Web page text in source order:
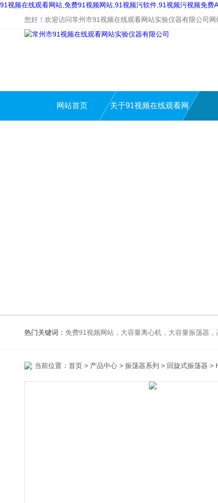
91视频在线观看网站,免费91视频网站,91视频污软件,91视频污视频免费
您好！欢迎访问常州市91视频在线观看网站实验仪器有限公司网
网站首页 关于91视频在线观看网
热门关键词： 免费91视频网站，大容量离心机，大容量振荡器，高速冷冻离心机，生化、光照、振荡培养箱，磁力搅拌器，
当前位置： 首页 > 产品中心 > 振荡器系列 > 回旋式振荡器 >